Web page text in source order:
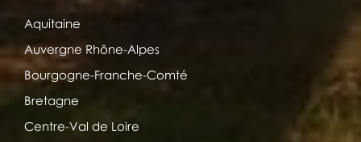
Aquitaine
Auvergne Rhône-Alpes
Bourgogne-Franche-Comté
Bretagne
Centre-Val de Loire